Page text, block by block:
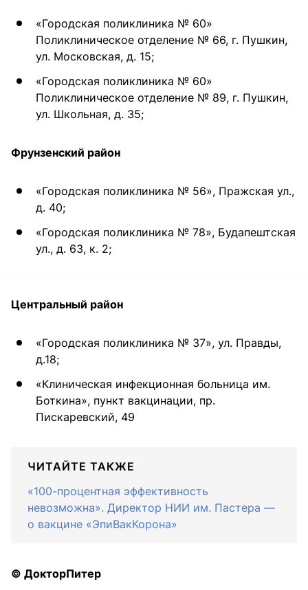
«Городская поликлиника № 60»
Поликлиническое отделение № 66, г. Пушкин,
ул. Московская, д. 15;
«Городская поликлиника № 60»
Поликлиническое отделение № 89, г. Пушкин,
ул. Школьная, д. 35;
Фрунзенский район
«Городская поликлиника № 56», Пражская ул.,
д. 40;
«Городская поликлиника № 78», Будапештская
ул., д. 63, к. 2;
Центральный район
«Городская поликлиника № 37», ул. Правды,
д.18;
«Клиническая инфекционная больница им.
Боткина», пункт вакцинации, пр.
Пискаревский, 49
ЧИТАЙТЕ ТАКЖЕ
«100-процентная эффективность
невозможна». Директор НИИ им. Пастера —
о вакцине «ЭпиВакКорона»
© ДокторПитер